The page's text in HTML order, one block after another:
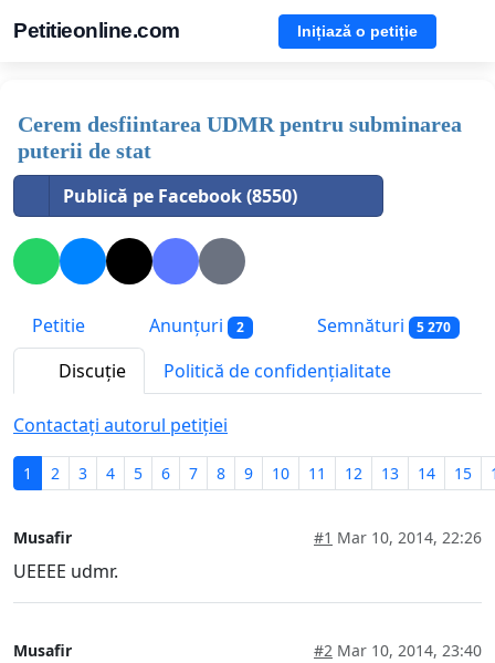
Petitieonline.com Inițiază o petiție
Cerem desfiintarea UDMR pentru subminarea
puterii de stat
Publică pe Facebook (8550)
Petitie Anunțuri 2 Semnături 5 270
Discuție Politică de confidențialitate
Contactați autorul petiției
1 2 3 4 5 6 7 8 9 10 11 12 13 14 15
Musafir #1 Mar 10, 2014, 22:26
UEEEE udmr.
Musafir #2 Mar 10, 2014, 23:40